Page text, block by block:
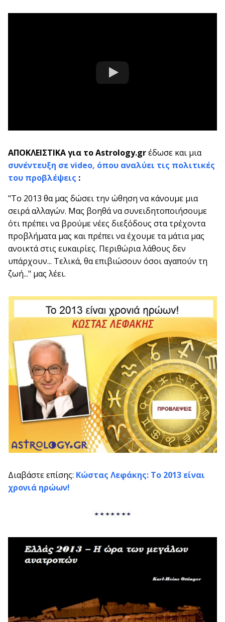
ΑΠΟΚΛΕΙΣΤΙΚΑ για το Astrology.grέδωσε και μια
συνέντευξη σε video, όπου αναλύει τις πολιτικές
του προβλέψεις :
"Το 2013 θα μας δώσει την ώθηση να κάνουμε μια
σειρά αλλαγών. Μας βοηθά να συνειδητοποιήσουμε
ότι πρέπει να βρούμε νέες διεξόδους στα τρέχοντα
προβλήματα μας και πρέπει να έχουμε τα μάτια μας
ανοικτά στις ευκαιρίες. Περιθώρια λάθους δεν
υπάρχουν... Τελικά, θα επιβιώσουν όσοι αγαπούν τη
ζωή..." μας λέει.
Διαβάστε επίσης: Κώστας Λεφάκης: Το 2013 είναι
χρονιά ηρώων!